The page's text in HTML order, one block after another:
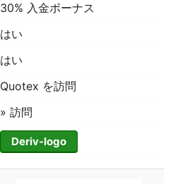
30% 入金ボーナス
はい
はい
Quotex を訪問
» 訪問
Deriv-logo